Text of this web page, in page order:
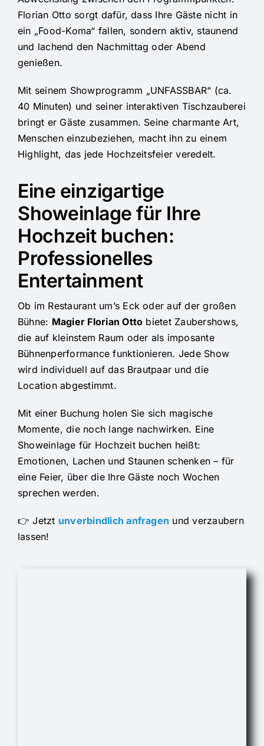
Florian Otto sorgt dafür, dass Ihre Gäste nicht in
ein „Food-Koma“ fallen, sondern aktiv, staunend
und lachend den Nachmittag oder Abend
genießen.
Mit seinem Showprogramm „UNFASSBAR“ (ca.
40 Minuten) und seiner interaktiven Tischzauberei
bringt er Gäste zusammen. Seine charmante Art,
Menschen einzubeziehen, macht ihn zu einem
Highlight, das jede Hochzeitsfeier veredelt.
Eine einzigartige
Showeinlage für Ihre
Hochzeit buchen:
Professionelles
Entertainment
Ob im Restaurant um’s Eck oder auf der großen
Bühne: Magier Florian Otto bietet Zaubershows,
die auf kleinstem Raum oder als imposante
Bühnenperformance funktionieren. Jede Show
wird individuell auf das Brautpaar und die
Location abgestimmt.
Mit einer Buchung holen Sie sich magische
Momente, die noch lange nachwirken. Eine
Showeinlage für Hochzeit buchen heißt:
Emotionen, Lachen und Staunen schenken – für
eine Feier, über die Ihre Gäste noch Wochen
sprechen werden.
👉 Jetzt unverbindlich anfragen und verzaubern
lassen!